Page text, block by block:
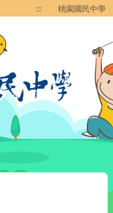
::: 桃園國民中學